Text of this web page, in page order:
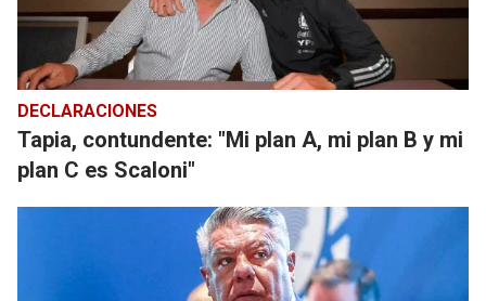
DECLARACIONES
Tapia, contundente: "Mi plan A, mi plan B y mi
plan C es Scaloni"